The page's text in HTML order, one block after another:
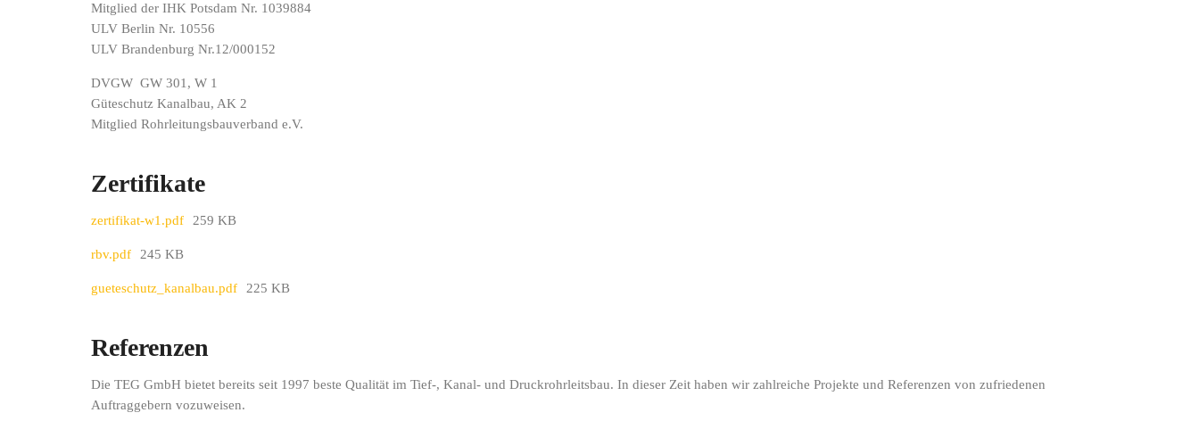
Mitglied der IHK Potsdam Nr. 1039884
ULV Berlin Nr. 10556
ULV Brandenburg Nr.12/000152
DVGW GW 301, W 1
Güteschutz Kanalbau, AK 2
Mitglied Rohrleitungsbauverband e.V.
Zertifikate
zertifikat-w1.pdf 259 KB
rbv.pdf 245 KB
gueteschutz_kanalbau.pdf 225 KB
Referenzen
Die TEG GmbH bietet bereits seit 1997 beste Qualität im Tief-, Kanal- und Druckrohrleitsbau. In dieser Zeit haben wir zahlreiche Projekte und Referenzen von zufriedenen
Auftraggebern vozuweisen.